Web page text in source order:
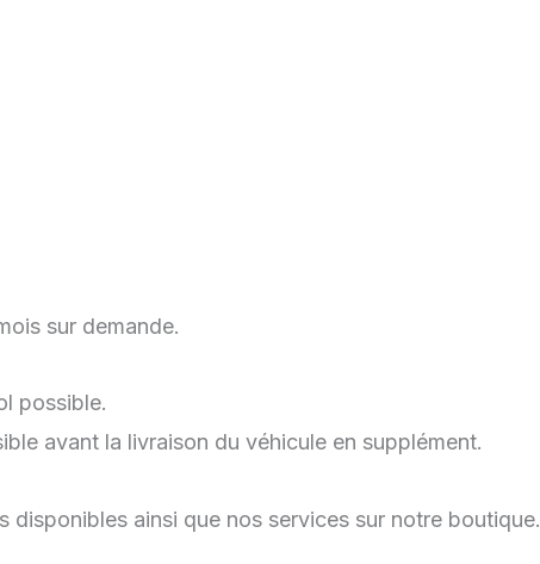
sur demande.
possible.
avant la livraison du véhicule en supplément.
ainsi que nos services sur notre boutique.